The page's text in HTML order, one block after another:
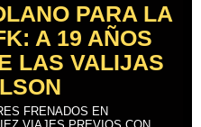
PARA LA
A 19 AÑOS
LAS VALIJAS
FRENADOS EN